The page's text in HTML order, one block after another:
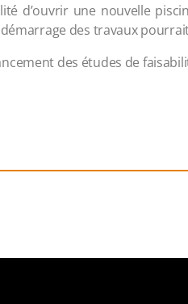
d’ouvrir une nouvelle
des travaux
des études de